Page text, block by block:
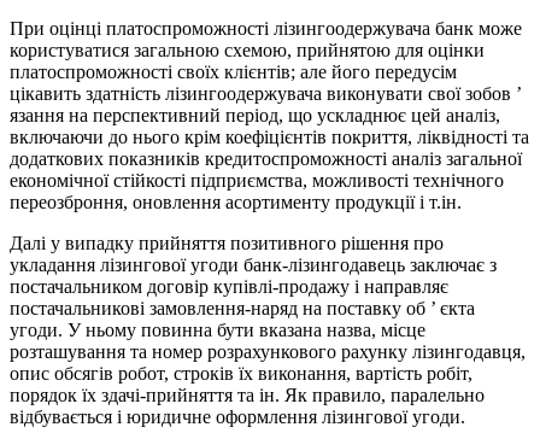
При оцінці платоспроможності лізингоодержувача банк може
користуватися загальною схемою, прийнятою для оцінки
платоспроможності своїх клієнтів; але його передусім
цікавить здатність лізингоодержувача виконувати свої зобов ’
язання на перспективний період, що ускладнює цей аналіз,
включаючи до нього крім коефіцієнтів покриття, ліквідності та
додаткових показників кредитоспроможності аналіз загальної
економічної стійкості підприємства, можливості технічного
переозброння, оновлення асортименту продукції і т.ін.
Далі у випадку прийняття позитивного рішення про
укладання лізингової угоди банк-лізингодавець заключає з
постачальником договір купівлі-продажу і направляє
постачальникові замовлення-наряд на поставку об ’ єкта
угоди. У ньому повинна бути вказана назва, місце
розташування та номер розрахункового рахунку лізингодавця,
опис обсягів робот, строків їх виконання, вартість робіт,
порядок їх здачі-прийняття та ін. Як правило, паралельно
відбувається і юридичне оформлення лізингової угоди.